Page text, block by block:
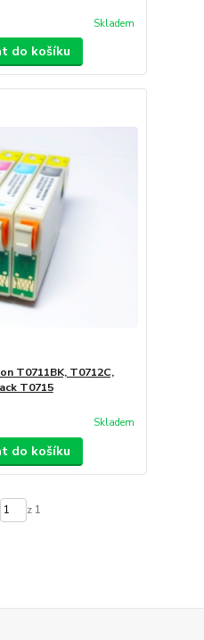
Skladem
do košíku
T0711BK, T0712C,
T0715
Skladem
do košíku
z 1